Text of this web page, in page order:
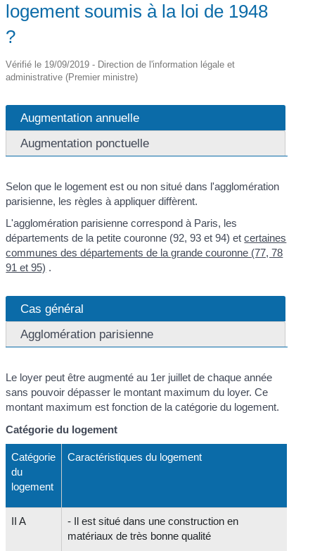
logement soumis à la loi de 1948
?
Vérifié le 19/09/2019 - Direction de l'information légale et
administrative (Premier ministre)
Augmentation annuelle
Augmentation ponctuelle
Selon que le logement est ou non situé dans l'agglomération
parisienne, les règles à appliquer diffèrent.
L'agglomération parisienne correspond à Paris, les
départements de la petite couronne (92, 93 et 94) etcertaines
communes des départements de la grande couronne (77, 78
91 et 95) .
Cas général
Agglomération parisienne
Le loyer peut être augmenté au 1er juillet de chaque année
sans pouvoir dépasser le montant maximum du loyer. Ce
montant maximum est fonction de la catégorie du logement.
Catégorie du logement
Catégorie
du
logement
Caractéristiques du logement
II A
- Il est situé dans une construction en
matériaux de très bonne qualité